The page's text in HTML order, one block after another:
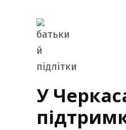
У